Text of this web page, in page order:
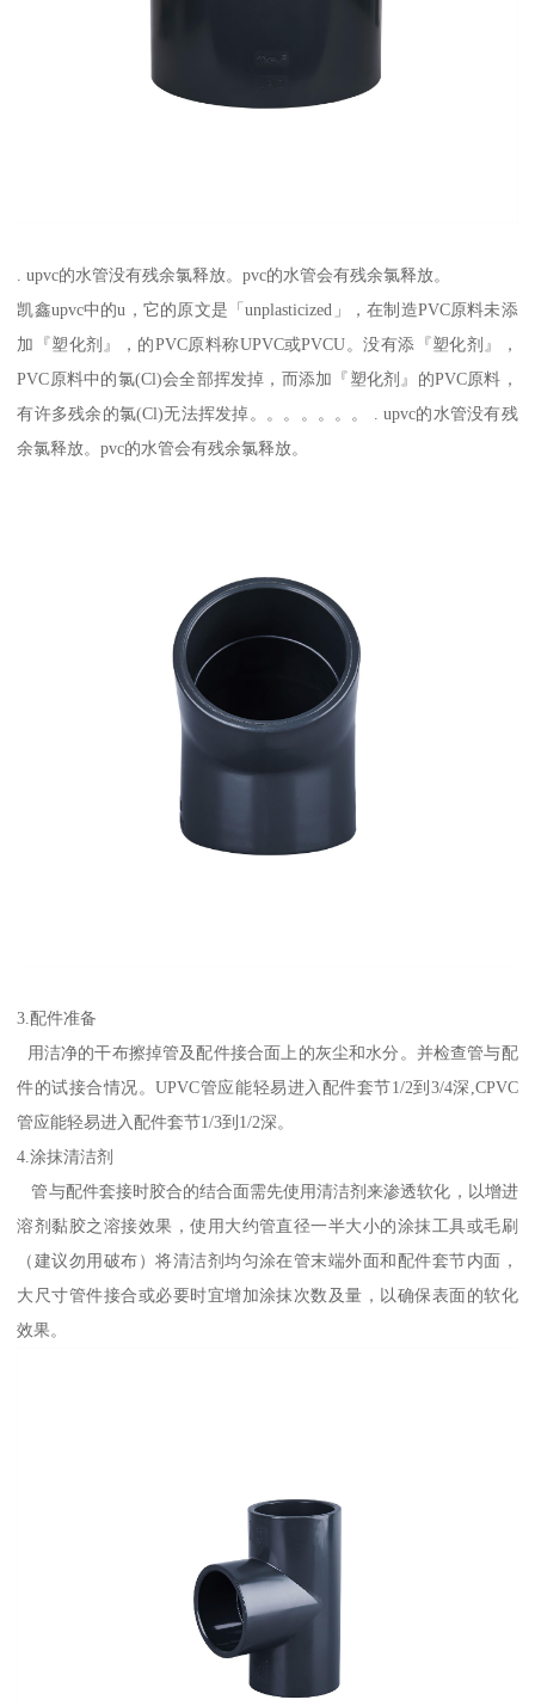
. upvc的水管没有残余氯释放。pvc的水管会有残余氯释放。
凯鑫upvc中的u，它的原文是「unplasticized」，在制造PVC原料未添
加『塑化剂』，的PVC原料称UPVC或PVCU。没有添『塑化剂』，
PVC原料中的氯(Cl)会全部挥发掉，而添加『塑化剂』的PVC原料，
有许多残余的氯(Cl)无法挥发掉。。。。。。。 . upvc的水管没有残
余氯释放。pvc的水管会有残余氯释放。
3.配件准备
用洁净的干布擦掉管及配件接合面上的灰尘和水分。并检查管与配
件的试接合情况。UPVC管应能轻易进入配件套节1/2到3/4深,CPVC
管应能轻易进入配件套节1/3到1/2深。
4.涂抹清洁剂
管与配件套接时胶合的结合面需先使用清洁剂来渗透软化，以增进
溶剂黏胶之溶接效果，使用大约管直径一半大小的涂抹工具或毛刷
（建议勿用破布）将清洁剂均匀涂在管末端外面和配件套节内面，
大尺寸管件接合或必要时宜增加涂抹次数及量，以确保表面的软化
效果。